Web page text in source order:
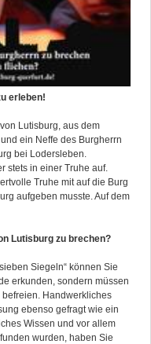
erleben!
Lutisburg, aus dem
ein Neffe des Burgherrn
bei Lodersleben.
stets in einer Truhe auf.
Truhe mit auf die Burg
aufgeben musste. Auf dem
Lutisburg zu brechen?
Siegeln“ können Sie
erkunden, sondern müssen
Handwerkliches
ebenso gefragt wie ein
Wissen und vor allem
wurden, haben Sie